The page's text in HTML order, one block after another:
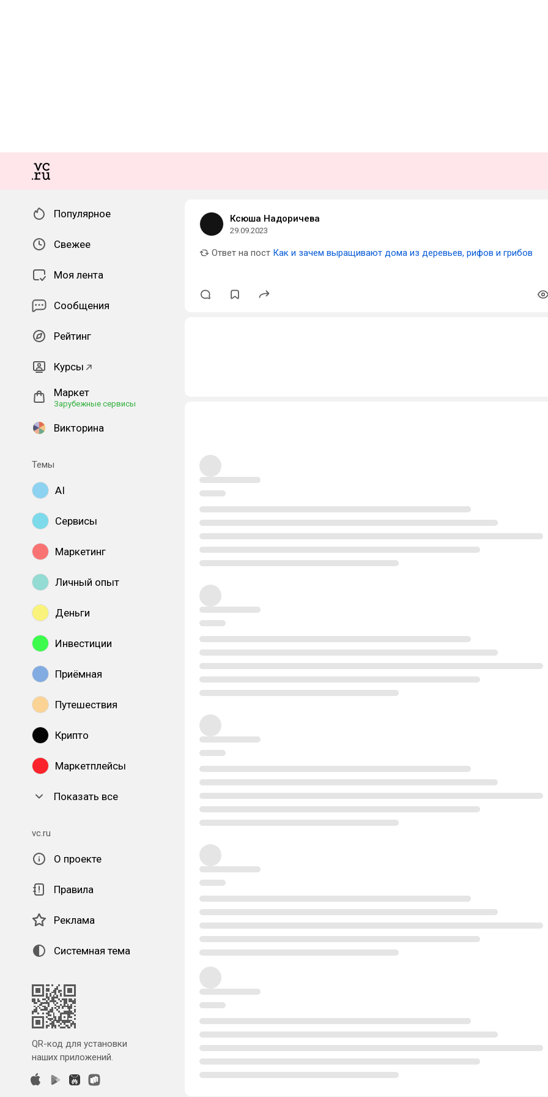
Популярное
Свежее
Моя лента
Сообщения
Рейтинг
Курсы
Маркет
Зарубежные сервисы
Викторина
Темы
AI
Сервисы
Маркетинг
Личный опыт
Деньги
Инвестиции
Приёмная
Путешествия
Крипто
Маркетплейсы
Показать все
vc.ru
О проекте
Правила
Реклама
Системная тема
QR-код для установки
наших приложений.
Ксюша Надоричева
29.09.2023
Ответ на пост Как и зачем выращивают дома из деревьев, рифов и грибов